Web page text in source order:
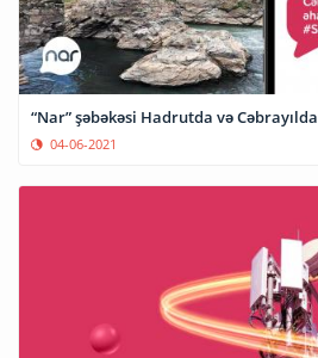
“Nar” şəbəkəsi Hadrutda və Cəbrayılda
04-06-2021